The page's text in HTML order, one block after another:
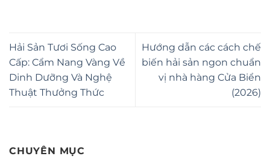
Hải Sản Tươi Sống Cao
Cấp: Cẩm Nang Vàng Về
Dinh Dưỡng Và Nghệ
Thuật Thưởng Thức
Hướng dẫn các cách chế
biến hải sản ngon chuẩn
vị nhà hàng Cửa Biển
(2026)
CHUYÊN MỤC